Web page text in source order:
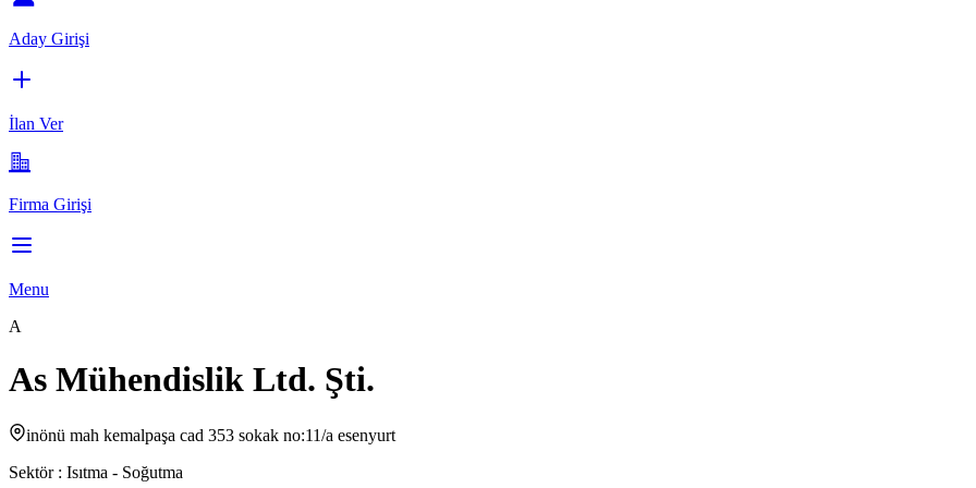
Aday Girişi
İlan Ver
Firma Girişi
Menu
A
As Mühendislik Ltd. Şti.
inönü mah kemalpaşa cad 353 sokak no:11/a esenyurt
Sektör : Isıtma - Soğutma